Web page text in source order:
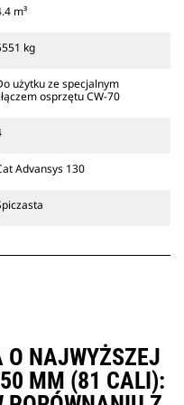
operatora.
z gąsienicowymi
kołowymi. Dostępne są
złączy wykorzystuje
złącza są wyposażone w
są dostępne do
m³
kg
użytku ze specjalnym
osprzętu CW-70
Advansys 130
NAJWYŻSZEJ
MM (81 CALI):